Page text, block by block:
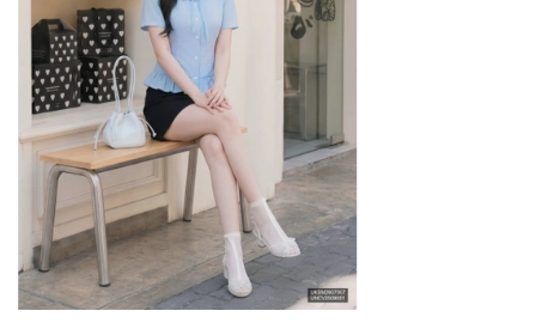
vải khi giặt.
🍀 CHÍNH SÁCH CỦA SHOP
- Hỗ trợ tư vấn 24/7
- CAM KẾT TRỰC TIẾP SẢN XUẤT - BÁN HÀNG GIÁ
GỐC
- HÀNG LỖI ĐỔI TRẢ 1 ĐỔI 1 TRONG VÒNG 7
NGÀY